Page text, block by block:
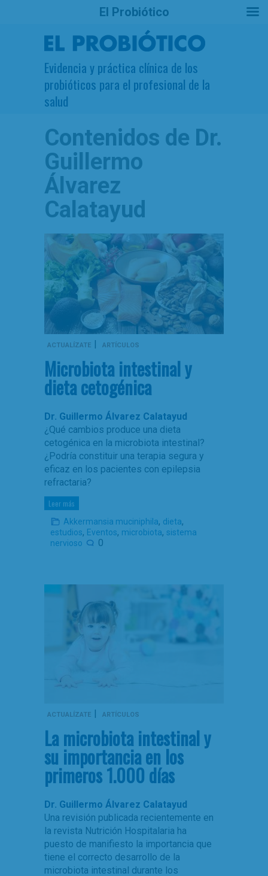
Evidencia y práctica clínica de los
probióticos para el profesional de la
salud
Contenidos de Dr.
Guillermo
Álvarez
Calatayud
ACTUALÍZATE | ARTÍCULOS
Microbiota intestinal y
dieta cetogénica
Dr. Guillermo Álvarez Calatayud
¿Qué cambios produce una dieta
cetogénica en la microbiota intestinal?
¿Podría constituir una terapia segura y
eficaz en los pacientes con epilepsia
refractaria?
Leer más
Akkermansia muciniphila, dieta,
estudios, Eventos, microbiota, sistema
nervioso
0
ACTUALÍZATE | ARTÍCULOS
La microbiota intestinal y
su importancia en los
primeros 1.000 días
Dr. Guillermo Álvarez Calatayud
Una revisión publicada recientemente en
la revista Nutrición Hospitalaria ha
puesto de manifiesto la importancia que
tiene el correcto desarrollo de la
microbiota intestinal durante los
El Probiótico